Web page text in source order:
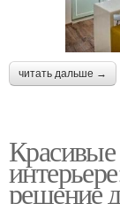
читать дальше →
решение